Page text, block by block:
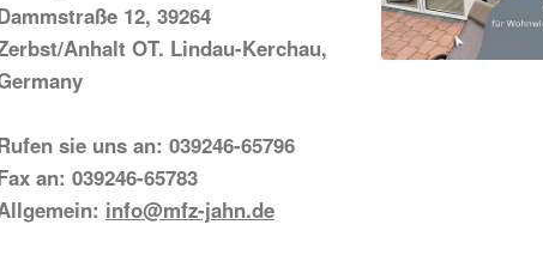
12, 39264
Anhalt OT. Lindau-Kerchau,
sie uns an: 039246-65796
an: 039246-65783
info@mfz-jahn.de